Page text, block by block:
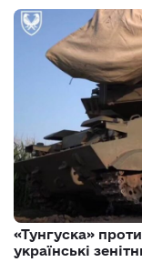
«Тунгуска»
українські